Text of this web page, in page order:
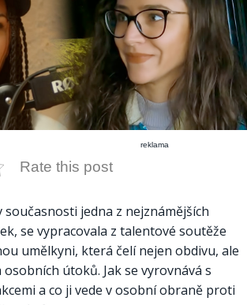
reklama
Rate this post
současnosti jedna z nejznámějších
se vypracovala z talentové soutěže
umělkyni, která čelí nejen obdivu, ale
útoků. Jak se vyrovnává s
a co ji vede v osobní obraně proti